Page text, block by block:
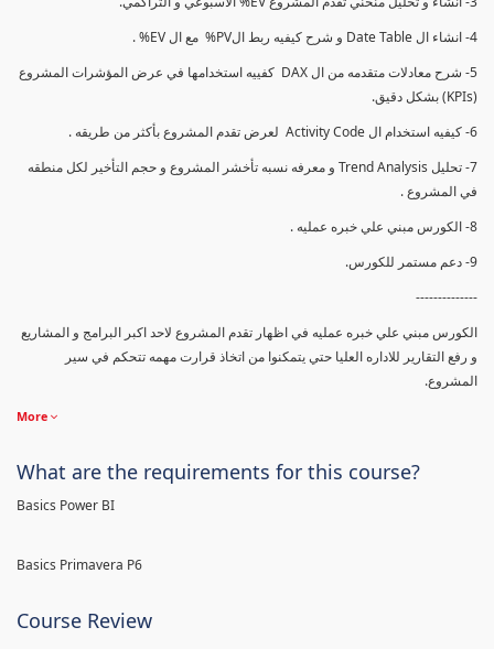
4- انشاء ال Date Table و شرح كيفيه ربط الPV% مع ال EV% .
5- شرح معادلات متقدمه من ال DAX كفييه استخدامها في عرض المؤشرات المشروع
(KPIs) بشكل دقيق.
6- كيفيه استخدام ال Activity Code لعرض تقدم المشروع بأكثر من طريقه .
7- تحليل Trend Analysis و معرفه نسبه تأخشر المشروع و حجم التأخير لكل منطقه
في المشروع .
8- الكورس مبني علي خبره عمليه .
9- دعم مستمر للكورس.
--------------
الكورس مبني علي خبره عمليه في اظهار تقدم المشروع لاحد اكبر البرامج و المشاريع
و رفع التقارير للاداره العليا حتي يتمكنوا من اتخاذ قرارت مهمه تتحكم في سير
المشروع.
More
What are the requirements for this course?
Basics Power BI
Basics Primavera P6
Course Review